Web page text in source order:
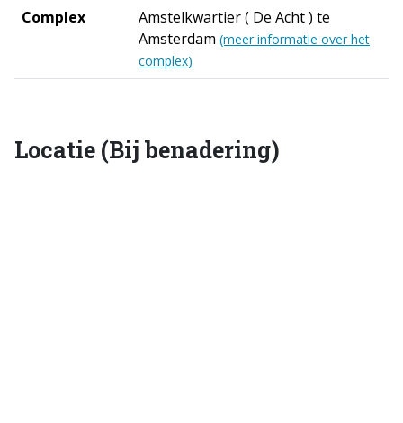
Complex
Amstelkwartier ( De Acht ) te
Amsterdam (meer informatie over het
complex)
Locatie (Bij benadering)